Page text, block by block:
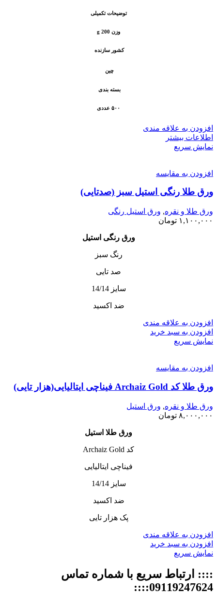
توضیحات تکمیلی
وزن 200 g
کشور سازنده
چین
بسته بندی
۵۰۰ عددی
افزودن به علاقه مندی
اطلاعات بیشتر
نمایش سریع
افزودن به مقایسه
ورق طلا رنگی استیل سبز (صدتایی)
ورق طلا و نقره, ورق استیل رنگی
۱,۱۰۰,۰۰۰ تومان
ورق رنگی استیل
رنگ‌ سبز
صد تایی
سایز 14/14
ضد اکسید
افزودن به علاقه مندی
افزودن به سبد خرید
نمایش سریع
افزودن به مقایسه
ورق طلا کد Archaiz Gold فیناچی ایتالیایی(هزار تایی)
ورق طلا و نقره, ورق استیل
۸,۰۰۰,۰۰۰ تومان
ورق طلا استیل
کد Archaiz Gold
فیناچی ایتالیایی
سایز 14/14
ضد اکسید
پک هزار تایی
افزودن به علاقه مندی
افزودن به سبد خرید
نمایش سریع
:::: ارتباط سریع با شماره تماس
09119247624::::